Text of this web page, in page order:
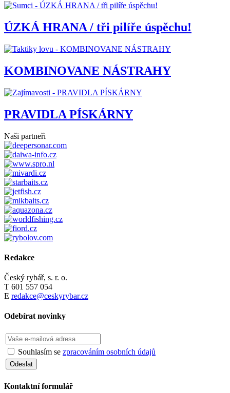
ÚZKÁ HRANA / tři pilíře úspěchu!
KOMBINOVANE NÁSTRAHY
PRAVIDLA PÍSKÁRNY
Naši partneři
Redakce
Český rybář, s. r. o.
T 601 557 054
E redakce@ceskyrybar.cz
Odebírat novinky
Souhlasím se zpracováním osobních údajů
Kontaktní formulář